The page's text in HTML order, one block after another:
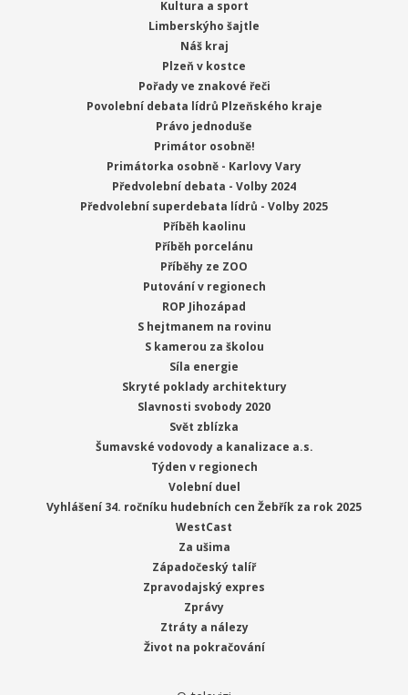
Kultura a sport
Limberskýho šajtle
Náš kraj
Plzeň v kostce
Pořady ve znakové řeči
Povolební debata lídrů Plzeňského kraje
Právo jednoduše
Primátor osobně!
Primátorka osobně - Karlovy Vary
Předvolební debata - Volby 2024
Předvolební superdebata lídrů - Volby 2025
Příběh kaolinu
Příběh porcelánu
Příběhy ze ZOO
Putování v regionech
ROP Jihozápad
S hejtmanem na rovinu
S kamerou za školou
Síla energie
Skryté poklady architektury
Slavnosti svobody 2020
Svět zblízka
Šumavské vodovody a kanalizace a.s.
Týden v regionech
Volební duel
Vyhlášení 34. ročníku hudebních cen Žebřík za rok 2025
WestCast
Za ušima
Západočeský talíř
Zpravodajský expres
Zprávy
Ztráty a nálezy
Život na pokračování